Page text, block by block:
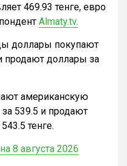
469.93 тенге, евро
Almaty.tv.
доллары покупают
продают доллары за
американскую
539.5 и продают
тенге.
8 августа 2026